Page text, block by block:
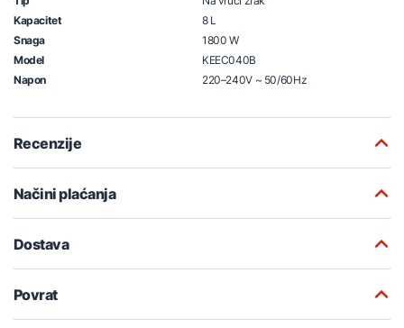
Kapacitet
8 L
Snaga
1800 W
Model
KEEC040B
Napon
220–240V ~ 50/60Hz
Recenzije
Načini plaćanja
Dostava
Povrat